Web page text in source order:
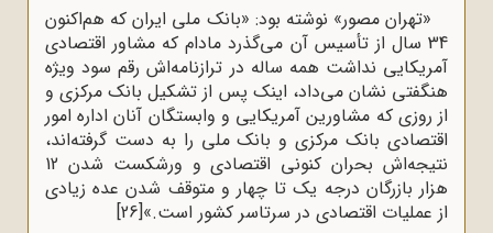
«تهران مصور» نوشته بود: «بانک ملی ایران که هم‌اکنون
34 سال از تأسیس آن می‌گذرد مادام که مشاور اقتصادی
آمریکایی نداشت همه ساله در ترازنامه‌اش رقم سود ویژه
هنگفتی نشان می‌داد، اینک پس از تشکیل بانک مرکزی و
از روزی که مشاورین آمریکایی و وابستگان آنان اداره امور
اقتصادی بانک مرکزی و بانک ملی را به دست گرفته‌اند،
نتیجه‌اش بحران کنونی اقتصادی و ورشکست شدن 12
هزار بازرگان درجه یک تا چهار و متوقف شدن عده زیادی
از عملیات اقتصادی در سرتاسر کشور است.»[26]